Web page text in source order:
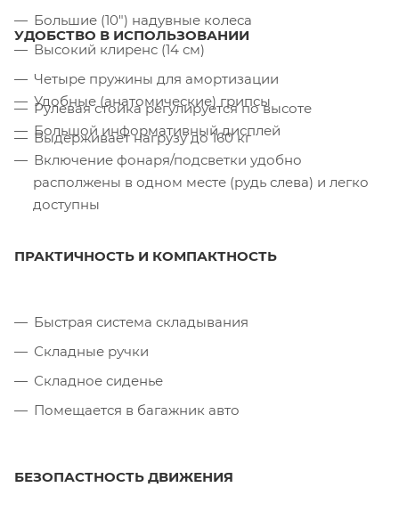
Большие (10") надувные колеса
Высокий клиренс (14 см)
Четыре пружины для амортизации
Рулевая стойка регулируется по высоте
Выдерживает нагрузу до 160 кг
УДОБСТВО В ИСПОЛЬЗОВАНИИ
Удобные (анатомические) грипсы
Большой информативный дисплей
Включение фонаря/подсветки удобно
располжены в одном месте (рудь слева) и легко
доступны
ПРАКТИЧНОСТЬ И КОМПАКТНОСТЬ
Быстрая система складывания
Складные ручки
Складное сиденье
Помещается в багажник авто
БЕЗОПАСТНОСТЬ ДВИЖЕНИЯ